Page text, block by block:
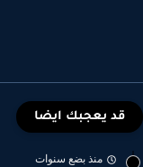
قد يعجبك ايضا
منذ بضع سنوات